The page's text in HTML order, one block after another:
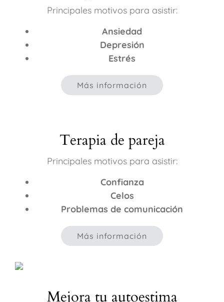
Principales motivos para asistir:
Ansiedad
Depresión
Estrés
Más información
Terapia de pareja
Principales motivos para asistir:
Confianza
Celos
Problemas de comunicación
Más información
Mejora tu autoestima